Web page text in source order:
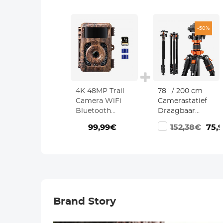
4K 48MP Trail
Camera WiFi
Bluetooth
120° Detectie
99,99€
-50%
78'' / 200 cm
Camerastatief
Draagbaar
Aluminium
Fotostatief Met
O234A7+BH-28L
152,38€
Brand Story